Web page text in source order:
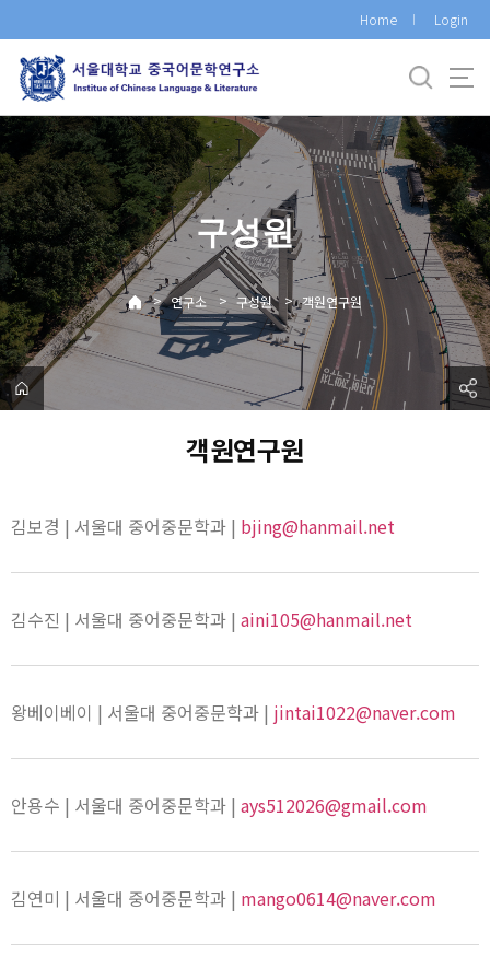
로
메
뉴
Home Login
구성원
> 연구소 > 구성원 > 객원연구원
객원연구원
김보경 | 서울대 중어중문학과 | bjing@hanmail.net
김수진 | 서울대 중어중문학과 | aini105@hanmail.net
왕베이베이 | 서울대 중어중문학과 | jintai1022@naver.com
안용수 | 서울대 중어중문학과 | ays512026@gmail.com
김연미 | 서울대 중어중문학과 | mango0614@naver.com